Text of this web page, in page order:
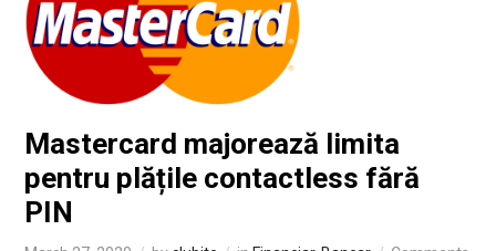
Mastercard majorează limita
pentru plățile contactless fără
PIN